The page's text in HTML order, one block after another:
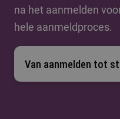
na het aanmelden
hele aanmeldproces.
Van aanmelden tot